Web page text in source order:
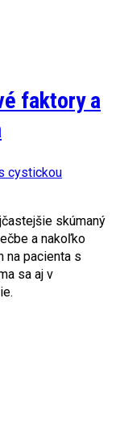
faktory a
cystickou
skúmaný
a nakoľko
na pacienta s
sa aj v